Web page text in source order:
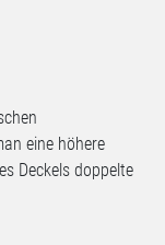
eine höhere
Deckels doppelte